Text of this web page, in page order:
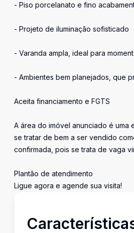
- Piso porcelanato e fino
- Projeto de iluminação sofisticado
- Varanda ampla, ideal para
- Ambientes bem planejados, que
Aceita financiamento e FGTS
A área do imóvel anunciado é
se tratar de bem a ser vendido
confirmada, pois se trata de vaga
Plantão de atendimento
Ligue agora e agende sua visita!